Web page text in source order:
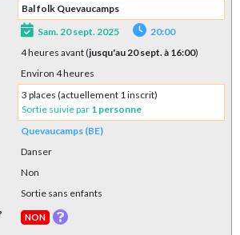
Bal folk Quevaucamps
Sam. 20 sept. 2025
20:00
4 heures avant (jusqu'au 20 sept. à 16:00)
Environ 4 heures
3 places (actuellement 1 inscrit)
Sortie suivie par 1 personne
Quevaucamps (BE)
Danser
Non
Sortie sans enfants
NON